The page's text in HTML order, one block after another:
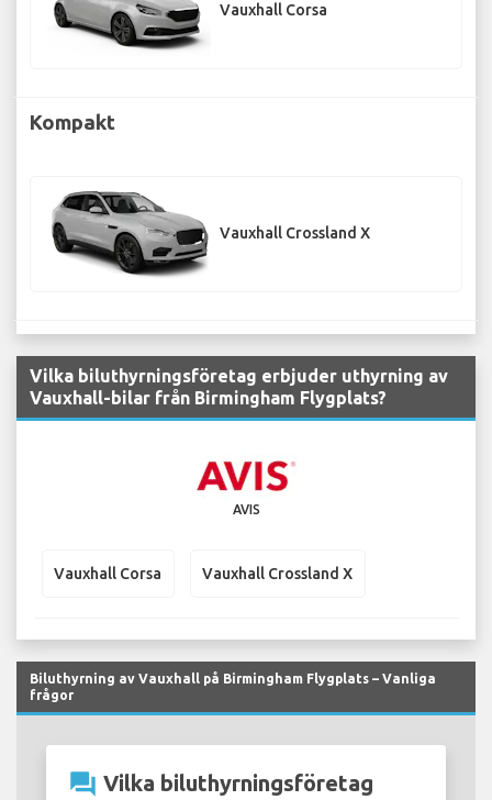
Vauxhall Corsa
Kompakt
Vauxhall Crossland X
Vilka biluthyrningsföretag erbjuder uthyrning av
Vauxhall-bilar från Birmingham Flygplats?
AVIS
Vauxhall Corsa Vauxhall Crossland X
Biluthyrning av Vauxhall på Birmingham Flygplats – Vanliga
frågor
question_answer Vilka biluthyrningsföretag